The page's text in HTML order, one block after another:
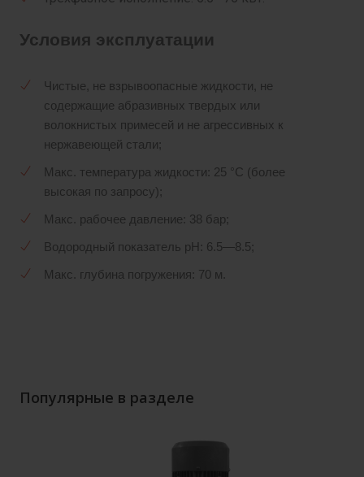
Условия эксплуатации
Чистые, не взрывоопасные жидкости, не
содержащие абразивных твердых или
волокнистых примесей и не агрессивных к
нержавеющей стали;
Макс. температура жидкости: 25 °C (более
высокая по запросу);
Макс. рабочее давление: 38 бар;
Водородный показатель pH: 6.5—8.5;
Макс. глубина погружения: 70 м.
Популярные в разделе